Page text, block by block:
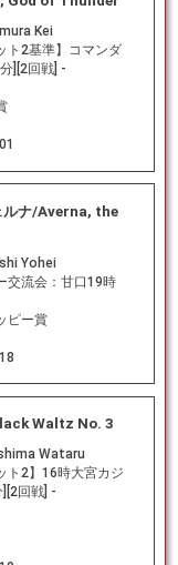
Kei
ト2基準】コマンダ
][2回戦] -
ルナ/Averna, the
Yohei
交流会：甘口19時
ピー賞
Waltz No. 3
Wataru
ト2】16時大宮カジ
回戦] -